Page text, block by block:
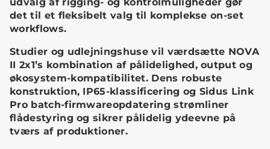
det til et fleksibelt valg til komplekse on-set
workflows.
Studier og udlejningshuse vil værdsætte NOVA
II 2x1’s kombination af pålidelighed, output og
økosystem-kompatibilitet. Dens robuste
konstruktion, IP65-klassificering og Sidus Link
Pro batch-firmwareopdatering strømliner
flådestyring og sikrer pålidelig ydeevne på
tværs af produktioner.